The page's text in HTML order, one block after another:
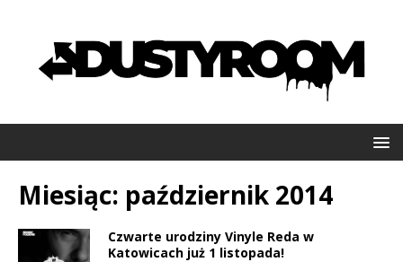
Miesiąc: październik 2014
Czwarte urodziny Vinyle Reda w
Katowicach już 1 listopada!